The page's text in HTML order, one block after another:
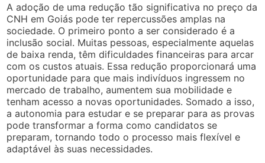
A adoção de uma redução tão significativa no preço da
CNH em Goiás pode ter repercussões amplas na
sociedade. O primeiro ponto a ser considerado é a
inclusão social. Muitas pessoas, especialmente aquelas
de baixa renda, têm dificuldades financeiras para arcar
com os custos atuais. Essa redução proporcionará uma
oportunidade para que mais indivíduos ingressem no
mercado de trabalho, aumentem sua mobilidade e
tenham acesso a novas oportunidades. Somado a isso,
a autonomia para estudar e se preparar para as provas
pode transformar a forma como candidatos se
preparam, tornando todo o processo mais flexível e
adaptável às suas necessidades.